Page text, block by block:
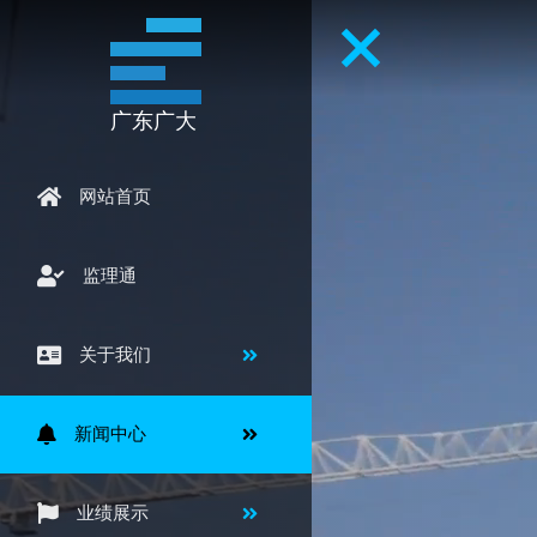
广东广大
网站首页
监理通
关于我们
新闻中心
业绩展示